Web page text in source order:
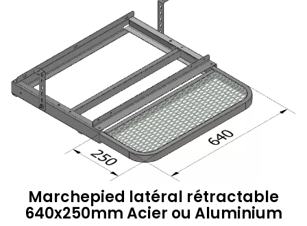
Marchepied latéral rétractable
640x250mm Acier ou Aluminium